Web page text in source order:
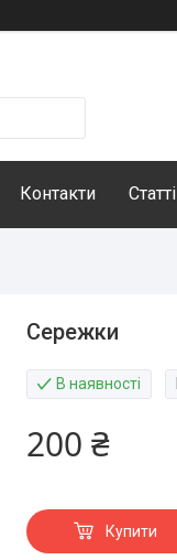
Контакти Статті
Сережки
В наявності
200 ₴
Купити